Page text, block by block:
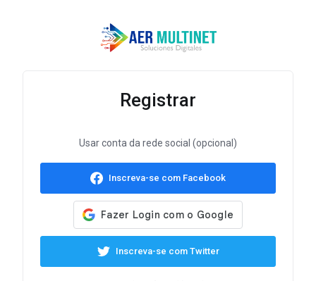
Registrar
Usar conta da rede social (opcional)
Inscreva-se com Facebook
Inscreva-se com Twitter